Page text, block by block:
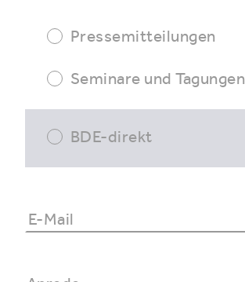
Pressemitteilungen
Seminare und Tagungen
BDE-direkt